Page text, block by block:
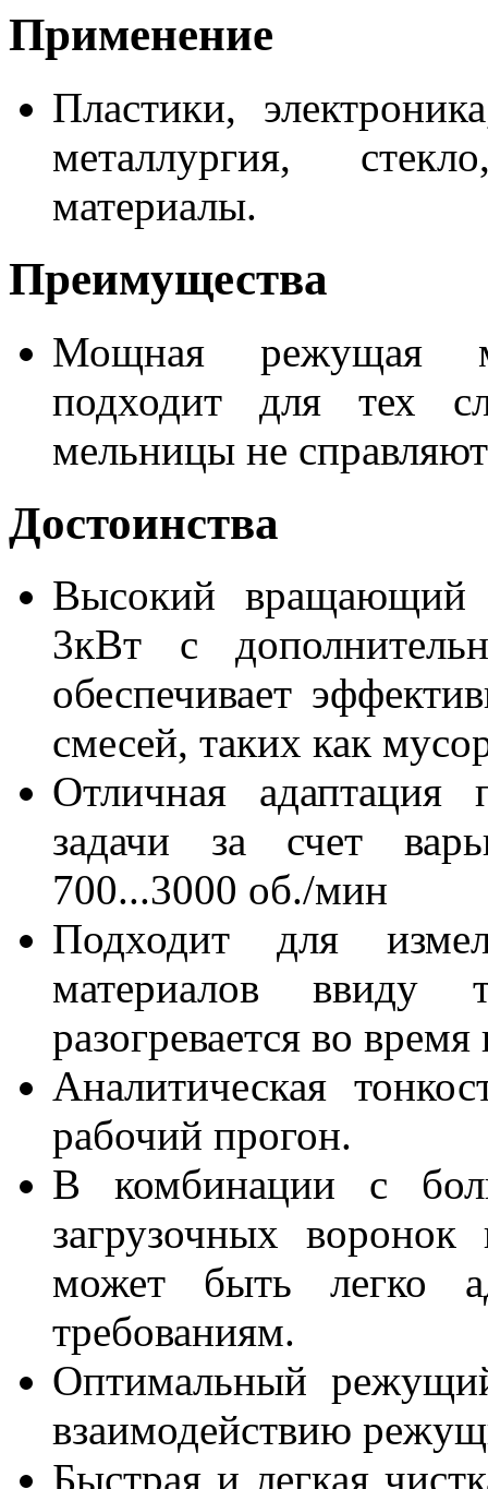
Применение
Пластики,
металлургия,
материалы.
Преимущества
Мощная режущая
подходит для тех
мельницы не
Достоинства
Высокий вращающий
3кВт с
обеспечивает
смесей, таких как
Отличная адаптация
задачи за счет
700...3000 об./мин
Подходит для
материалов ввиду
разогревается во
Аналитическая
рабочий прогон.
В комбинации с
загрузочных
может быть легко
требованиям.
Оптимальный
взаимодействию
Быстрая и легкая